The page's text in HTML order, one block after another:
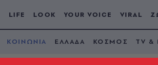
LIFE LOOK YOUR VOICE VIRAL
ΚΟΙΝΩΝΙΑ ΕΛΛΑΔΑ ΚΟΣΜΟΣ TV &